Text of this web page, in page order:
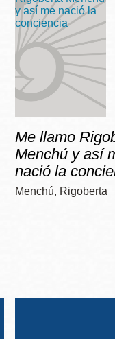
Me llamo
Menchú y así
nació la
Menchú, Rigoberta